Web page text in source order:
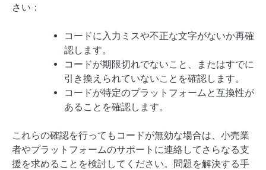
さい：
コードに入力ミスや不正な文字がないか再確
認します。
コードが期限切れでないこと、またはすでに
引き換えられていないことを確認します。
コードが特定のプラットフォームと互換性が
あることを確認します。
これらの確認を行ってもコードが無効な場合は、小売業
者やプラットフォームのサポートに連絡してさらなる支
援を求めることを検討してください。問題を解決する手